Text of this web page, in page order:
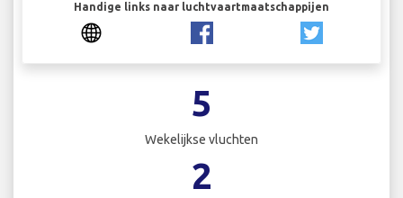
Handige links naar luchtvaartmaatschappijen
5
Wekelijkse vluchten
2